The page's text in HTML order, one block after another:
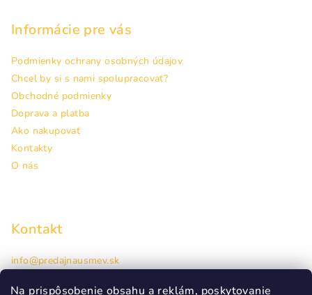
Na prispôsobenie obsahu a reklám, poskytovanie
Informácie pre vás
Podmienky ochrany osobných údajov
Chcel by si s nami spolupracovať?
Obchodné podmienky
Doprava a platba
Ako nakupovať
Kontakty
O nás
Kontakt
info@predajnausmev.sk
Hlavná 38, Prešov